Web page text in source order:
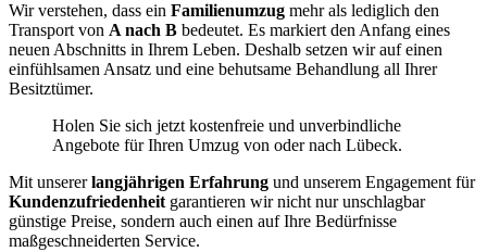
Wir verstehen, dass ein Familienumzug mehr als lediglich den
Transport von A nach B bedeutet. Es markiert den Anfang eines
neuen Abschnitts in Ihrem Leben. Deshalb setzen wir auf einen
einfühlsamen Ansatz und eine behutsame Behandlung all Ihrer
Besitztümer.
Holen Sie sich jetzt kostenfreie und unverbindliche
Angebote für Ihren Umzug von oder nach Lübeck.
Mit unsererlangjährigen Erfahrung und unserem Engagement für
Kundenzufriedenheit garantieren wir nicht nur unschlagbar
günstige Preise, sondern auch einen auf Ihre Bedürfnisse
maßgeschneiderten Service.